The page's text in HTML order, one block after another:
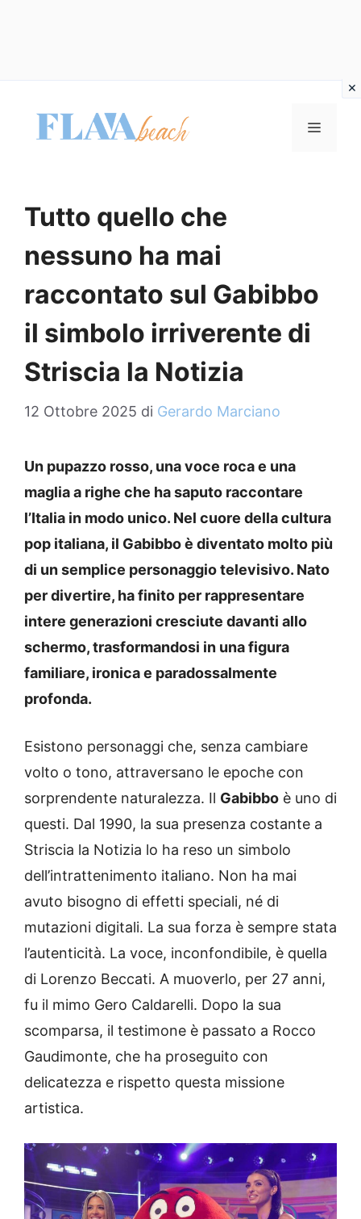
contenuto
MENU
Tutto quello che
nessuno ha mai
raccontato sul Gabibbo
il simbolo irriverente di
Striscia la Notizia
12 Ottobre 2025 di Gerardo Marciano
Un pupazzo rosso, una voce roca e una
maglia a righe che ha saputo raccontare
l’Italia in modo unico. Nel cuore della cultura
pop italiana, il Gabibboè diventato molto più
di un semplice personaggio televisivo. Nato
per divertire, ha finito per rappresentare
intere generazioni cresciute davanti allo
schermo, trasformandosi in una figura
familiare, ironica e paradossalmente
profonda.
Esistono personaggi che, senza cambiare
volto o tono, attraversano le epoche con
sorprendente naturalezza. Il Gabibbo è uno di
questi. Dal 1990, la sua presenza costante a
Striscia la Notizia lo ha reso un simbolo
dell’intrattenimento italiano. Non ha mai
avuto bisogno di effetti speciali, né di
mutazioni digitali. La sua forza è sempre stata
l’autenticità. La voce, inconfondibile, è quella
di Lorenzo Beccati. A muoverlo, per 27 anni,
fu il mimo Gero Caldarelli. Dopo la sua
scomparsa, il testimone è passato a Rocco
Gaudimonte, che ha proseguito con
delicatezza e rispetto questa missione
artistica.